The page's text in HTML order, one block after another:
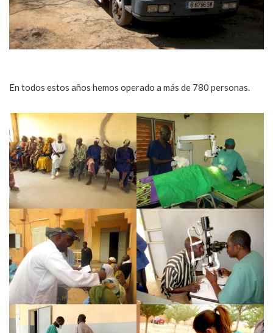
En todos estos años hemos operado a más de 780 personas.